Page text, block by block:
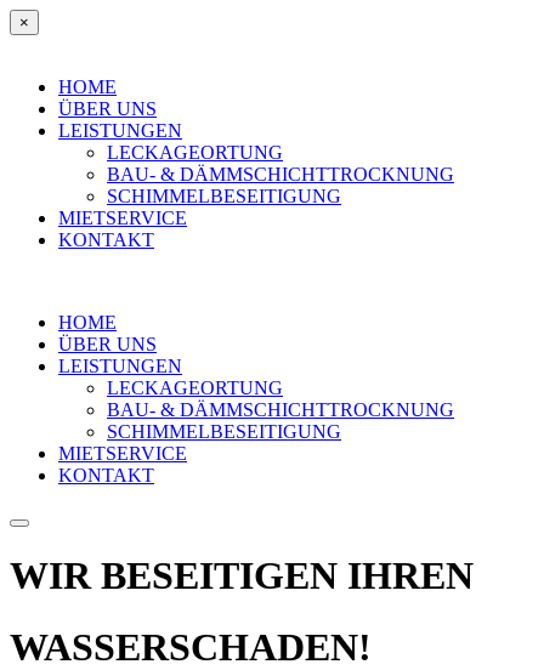
×
HOME
ÜBER UNS
LEISTUNGEN
LECKAGEORTUNG
BAU- & DÄMMSCHICHTTROCKNUNG
SCHIMMELBESEITIGUNG
MIETSERVICE
KONTAKT
HOME
ÜBER UNS
LEISTUNGEN
LECKAGEORTUNG
BAU- & DÄMMSCHICHTTROCKNUNG
SCHIMMELBESEITIGUNG
MIETSERVICE
KONTAKT
WIR BESEITIGEN IHREN
WASSERSCHADEN!